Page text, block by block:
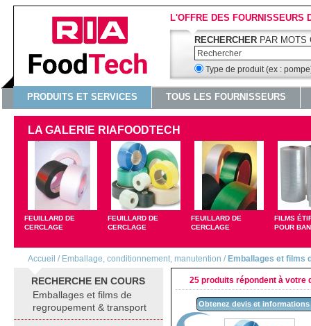
L'OFFRE DES FOURNISSEURS
RECHERCHER PAR MOTS
Type de produit (ex :
PRODUITS ET SERVICES TOUS LES FOURNISSEURS
LA GALERIE RIAFOODTECH
FEUILLARD DE
CERCLAGE
FEUILLARD DE
CERCLAGE
FEUILLARD DE
CERCLAGE
FILMS
POUR
Accueil / Emballage, conditionnement, manutention / Emballages et films
25 produits répondent à votre
Obtenez devis et informations
RECHERCHE EN COURS
Emballages et films de
regroupement & transport